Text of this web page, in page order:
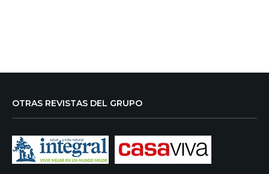
OTRAS REVISTAS DEL GRUPO